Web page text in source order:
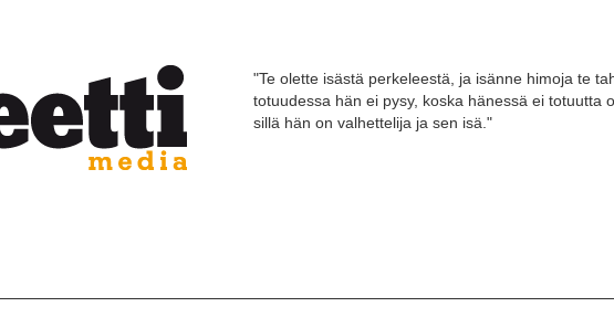
"Te olette isästä perkeleestä, ja isänne himoja te
totuudessa hän ei pysy, koska hänessä ei totuutta
sillä hän on valhettelija ja sen isä."